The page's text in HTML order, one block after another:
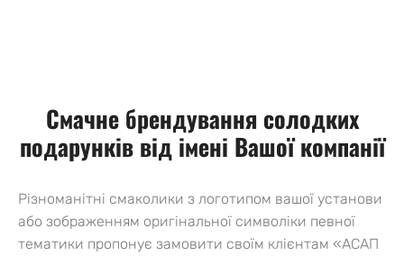
Смачне брендування солодких
подарунків від імені Вашої компанії
Різноманітні смаколики з логотипом вашої установи
або зображенням оригінальної символіки певної
тематики пропонує замовити своїм клієнтам «АСАП